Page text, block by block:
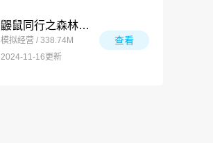
鼹鼠同行之森林之家万圣节版
模拟经营 / 338.74M
2024-11-16更新
查看